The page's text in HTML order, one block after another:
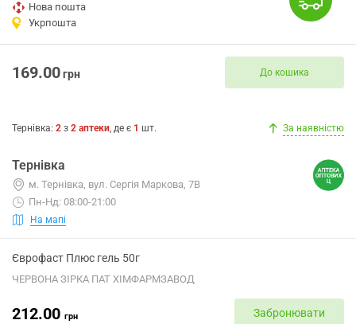
Нова пошта
Укрпошта
169.00грн До кошика
Тернівка: 2 з 2 аптеки, де є 1 шт. За наявністю
Тернівка
м. Тернівка, вул. Сергія Маркова, 7В
Пн-Нд: 08:00-21:00
На мапі
Єврофаст Плюс гель 50г
ЧЕРВОНА ЗІРКА ПАТ ХІМФАРМЗАВОД
212.00 грн Забронювати